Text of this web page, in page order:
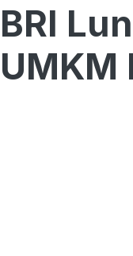
BRI
UMKM